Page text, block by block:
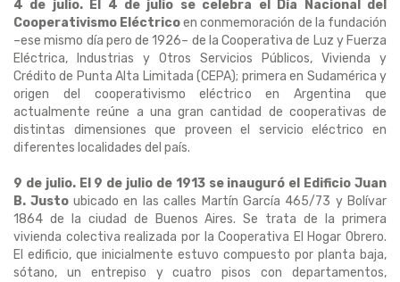
4 de julio. El 4 de julio se celebra el Día Nacional del
Cooperativismo Eléctricoen conmemoración de la fundación
–ese mismo día pero de 1926– de la Cooperativa de Luz y Fuerza
Eléctrica, Industrias y Otros Servicios Públicos, Vivienda y
Crédito de Punta Alta Limitada (CEPA); primera en Sudamérica y
origen del cooperativismo eléctrico en Argentina que
actualmente reúne a una gran cantidad de cooperativas de
distintas dimensiones que proveen el servicio eléctrico en
diferentes localidades del país.
9 de julio. El 9 de julio de 1913 se inauguró el Edificio Juan
B. Justo ubicado en las calles Martín García 465/73 y Bolívar
1864 de la ciudad de Buenos Aires. Se trata de la primera
vivienda colectiva realizada por la Cooperativa El Hogar Obrero.
El edificio, que inicialmente estuvo compuesto por planta baja,
sótano, un entrepiso y cuatro pisos con departamentos,